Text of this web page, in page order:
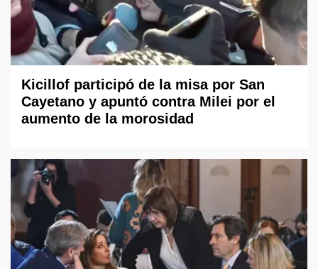
Kicillof participó de la misa por San
Cayetano y apuntó contra Milei por el
aumento de la morosidad